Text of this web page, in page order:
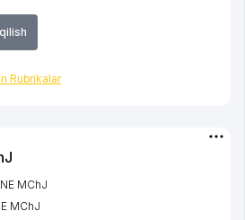
Rubrikalar
MChJ
MChJ